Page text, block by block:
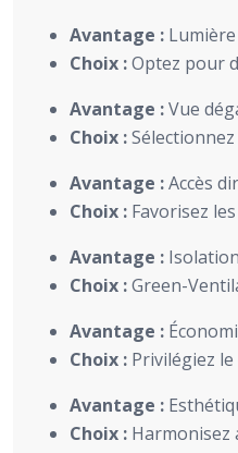
Avantage :
Choix :Optez pour
Avantage :Vue
Choix :
Avantage :Accès
Choix : Favorisez
Avantage :
Choix :Green-
Avantage :
Choix : Privilégiez
Avantage :
Choix : Harmonisez